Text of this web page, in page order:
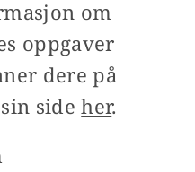
om
oppgaver
dere på
sideher.